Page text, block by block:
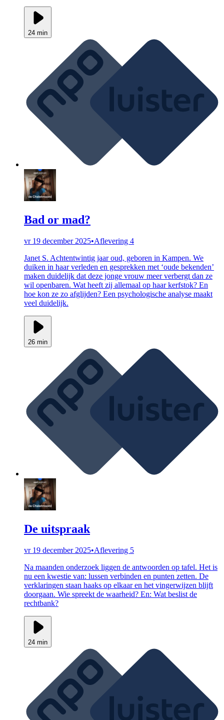
24 min
Bad or mad?
vr 19 december 2025•Aflevering 4
Janet S. Achtentwintig jaar oud, geboren in Kampen. We
duiken in haar verleden en gesprekken met ‘oude bekenden’
maken duidelijk dat deze jonge vrouw meer verbergt dan ze
wil openbaren. Wat heeft zij allemaal op haar kerfstok? En
hoe kon ze zo afglijden? Een psychologische analyse maakt
veel duidelijk.
26 min
De uitspraak
vr 19 december 2025•Aflevering 5
Na maanden onderzoek liggen de antwoorden op tafel. Het is
nu een kwestie van: lussen verbinden en punten zetten. De
verklaringen staan haaks op elkaar en het vingerwijzen blijft
doorgaan. Wie spreekt de waarheid? En: Wat beslist de
rechtbank?
24 min